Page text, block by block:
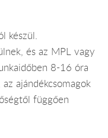
készül.
és az MPL vagy
8-16 óra
ajándékcsomagok
függően